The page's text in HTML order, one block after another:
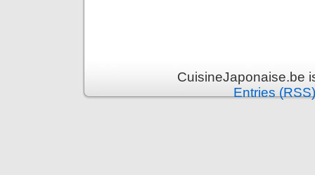
CuisineJaponaise.be
Entries (RSS)